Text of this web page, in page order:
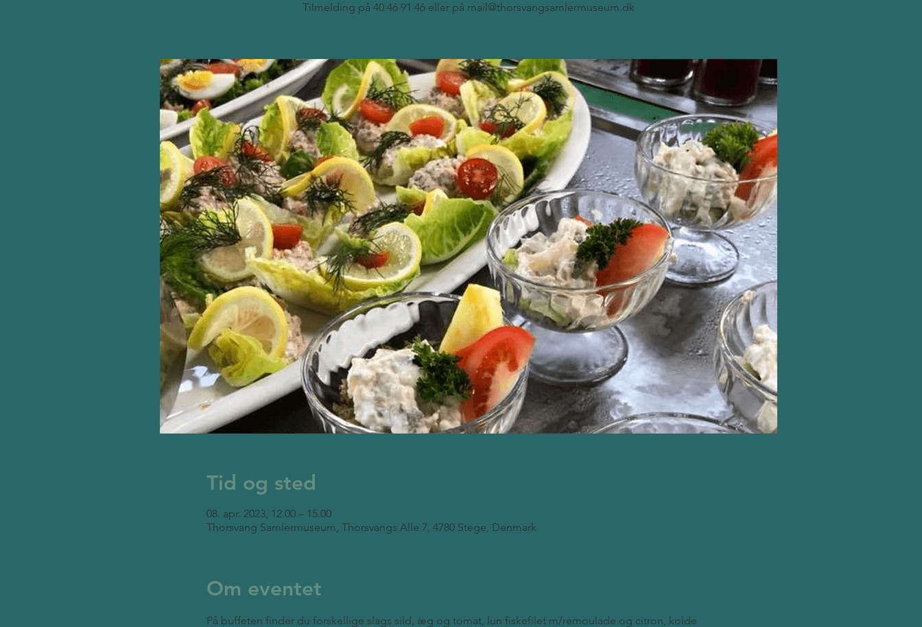
Tilmelding på 40 46 91 46 eller på mail@thorsvangsamlermuseum.dk
Tid og sted
08. apr. 2023, 12.00 – 15.00
Thorsvang Samlermuseum, Thorsvangs Alle 7, 4780 Stege, Denmark
Om eventet
På buffeten finder du forskellige slags sild, æg og tomat, lun fiskefilet m/remoulade og citron, kolde